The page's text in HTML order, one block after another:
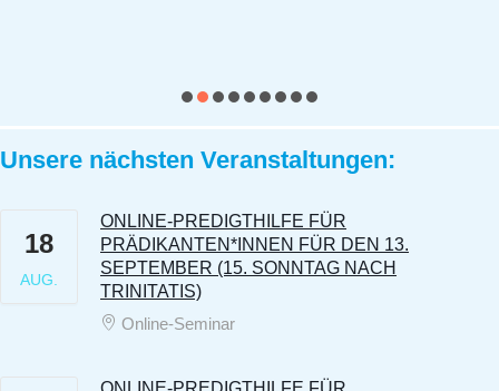
Unsere nächsten Veranstaltungen:
18
AUG.
ONLINE-PREDIGTHILFE FÜR
PRÄDIKANTEN*INNEN FÜR DEN 13.
SEPTEMBER (15. SONNTAG NACH
TRINITATIS)
Online-Seminar